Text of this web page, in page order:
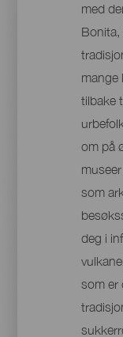
med
Bonita,
mange
tilbake
om på
som
deg i
som er